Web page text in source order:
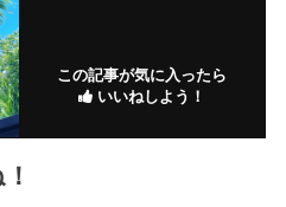
この記事が気に入ったら
いいねしよう！